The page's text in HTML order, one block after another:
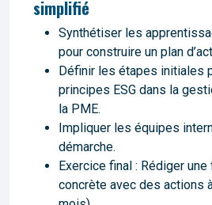
simplifié
Synthétiser les
pour construire un plan
Définir les étapes initiales
principes ESG dans la
la PME.
Impliquer les équipes
démarche.
Exercice final : Rédiger
concrète avec des actions